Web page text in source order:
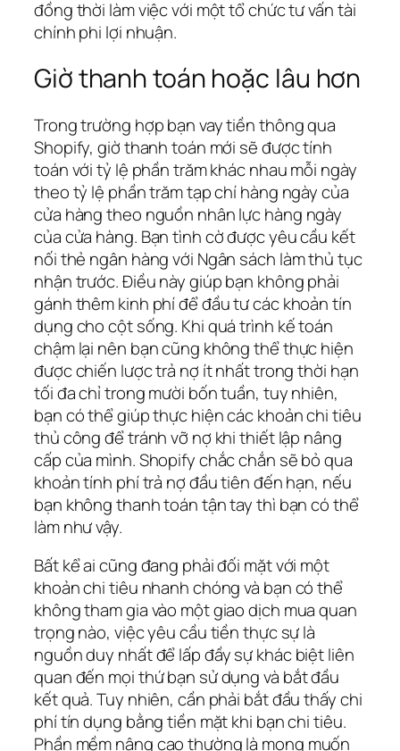
đồng thời làm việc với một tổ chức tư vấn tài
chính phi lợi nhuận.
Giờ thanh toán hoặc lâu hơn
Trong trường hợp bạn vay tiền thông qua
Shopify, giờ thanh toán mới sẽ được tính
toán với tỷ lệ phần trăm khác nhau mỗi ngày
theo tỷ lệ phần trăm tạp chí hàng ngày của
cửa hàng theo nguồn nhân lực hàng ngày
của cửa hàng. Bạn tình cờ được yêu cầu kết
nối thẻ ngân hàng với Ngân sách làm thủ tục
nhận trước. Điều này giúp bạn không phải
gánh thêm kinh phí để đầu tư các khoản tín
dụng cho cột sống. Khi quá trình kế toán
chậm lại nên bạn cũng không thể thực hiện
được chiến lược trả nợ ít nhất trong thời hạn
tối đa chỉ trong mười bốn tuần, tuy nhiên,
bạn có thể giúp thực hiện các khoản chi tiêu
thủ công để tránh vỡ nợ khi thiết lập nâng
cấp của mình. Shopify chắc chắn sẽ bỏ qua
khoản tính phí trả nợ đầu tiên đến hạn, nếu
bạn không thanh toán tận tay thì bạn có thể
làm như vậy.
Bất kể ai cũng đang phải đối mặt với một
khoản chi tiêu nhanh chóng và bạn có thể
không tham gia vào một giao dịch mua quan
trọng nào, việc yêu cầu tiền thực sự là
nguồn duy nhất để lấp đầy sự khác biệt liên
quan đến mọi thứ bạn sử dụng và bắt đầu
kết quả. Tuy nhiên, cần phải bắt đầu thấy chi
phí tín dụng bằng tiền mặt khi bạn chi tiêu.
Phần mềm nâng cao thường là mong muốn